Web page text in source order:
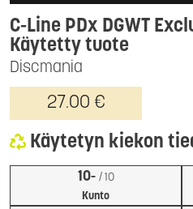
Discmania
C-Line PDx DGWT
Käytetty tuote
27.00 €
Käytetyn kiekon
Kunto
10- / 10